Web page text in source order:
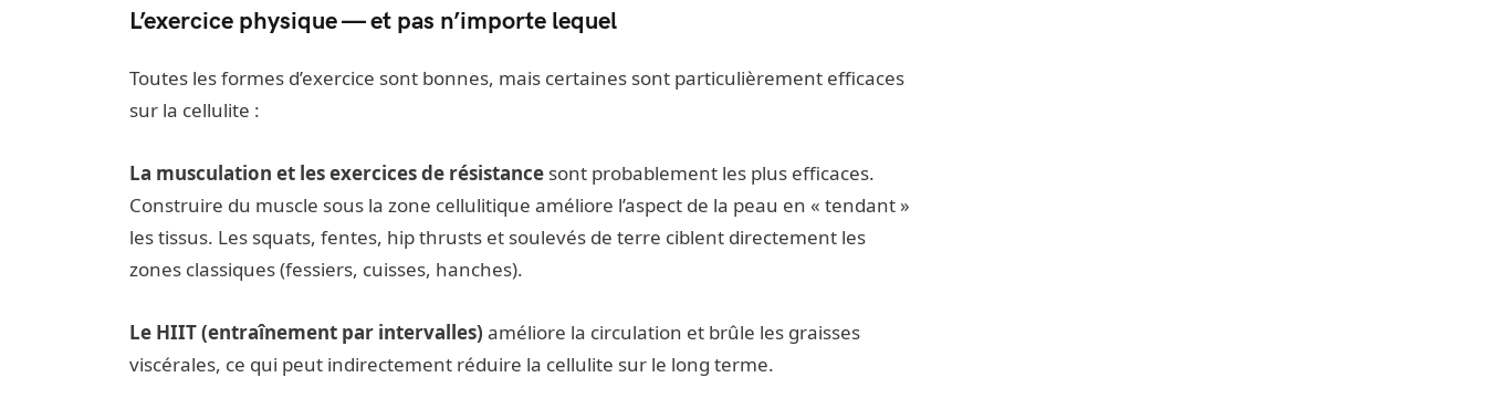
L’exercice physique — et pas n’importe lequel
Toutes les formes d’exercice sont bonnes, mais certaines sont particulièrement efficaces
sur la cellulite :
La musculation et les exercices de résistancesont probablement les plus efficaces.
Construire du muscle sous la zone cellulitique améliore l’aspect de la peau en « tendant »
les tissus. Les squats, fentes, hip thrusts et soulevés de terre ciblent directement les
zones classiques (fessiers, cuisses, hanches).
Le HIIT (entraînement par intervalles) améliore la circulation et brûle les graisses
viscérales, ce qui peut indirectement réduire la cellulite sur le long terme.